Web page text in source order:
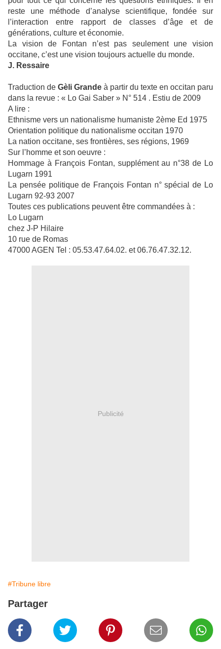
reste une méthode d’analyse scientifique, fondée sur
l’interaction entre rapport de classes d’âge et de
générations, culture et économie.
La vision de Fontan n’est pas seulement une vision
occitane, c’est une vision toujours actuelle du monde.
J. Ressaire
Traduction de Gèli Grande à partir du texte en occitan paru
dans la revue : « Lo Gai Saber » N° 514 . Estiu de 2009
A lire :
Ethnisme vers un nationalisme humaniste 2ème Ed 1975
Orientation politique du nationalisme occitan 1970
La nation occitane, ses frontières, ses régions, 1969
Sur l’homme et son oeuvre :
Hommage à François Fontan, supplément au n°38 de Lo
Lugarn 1991
La pensée politique de François Fontan n° spécial de Lo
Lugarn 92-93 2007
Toutes ces publications peuvent être commandées à :
Lo Lugarn
chez J-P Hilaire
10 rue de Romas
47000 AGEN Tel : 05.53.47.64.02. et 06.76.47.32.12.
Publicité
#Tribune libre
Partager